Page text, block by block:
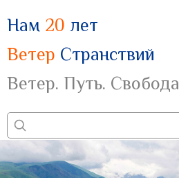
Нам 20 лет
Ветер Странствий
Ветер. Путь. Свобода